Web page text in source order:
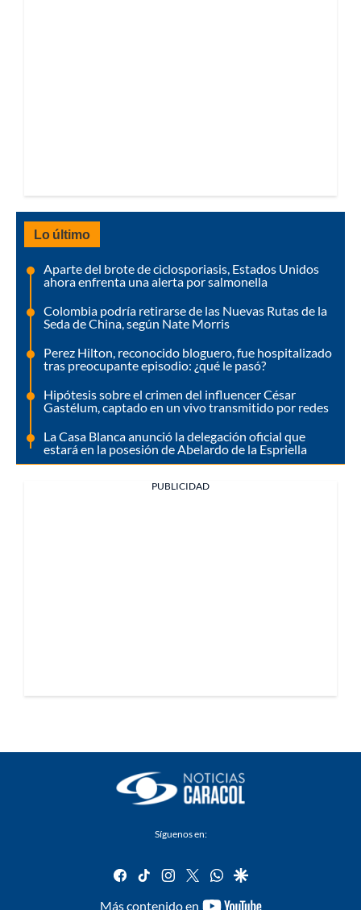
Lo último
Aparte del brote de ciclosporiasis, Estados Unidos
ahora enfrenta una alerta por salmonella
Colombia podría retirarse de las Nuevas Rutas de la
Seda de China, según Nate Morris
Perez Hilton, reconocido bloguero, fue hospitalizado
tras preocupante episodio: ¿qué le pasó?
Hipótesis sobre el crimen del influencer César
Gastélum, captado en un vivo transmitido por redes
La Casa Blanca anunció la delegación oficial que
estará en la posesión de Abelardo de la Espriella
PUBLICIDAD
Síguenos en:
facebook
tiktok instagram
twitterwhatsapp
google
Más contenido en
youtube-